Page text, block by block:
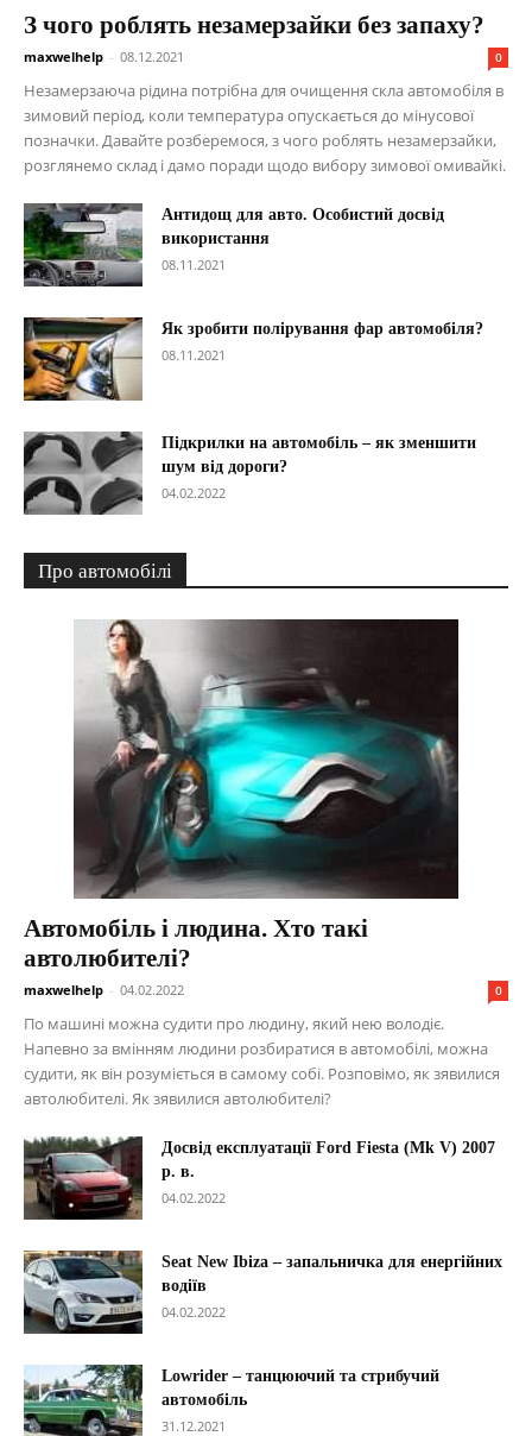
З чого роблять незамерзайки без запаху?
maxwelhelp - 08.12.2021 0
Незамерзаюча рідина потрібна для очищення скла автомобіля в
зимовий період, коли температура опускається до мінусової
позначки. Давайте розберемося, з чого роблять незамерзайки,
розглянемо склад і дамо поради щодо вибору зимової омивайкі.
Антидощ для авто. Особистий досвід
використання
08.11.2021
Як зробити полірування фар автомобіля?
08.11.2021
Підкрилки на автомобіль – як зменшити
шум від дороги?
04.02.2022
Про автомобілі
Автомобіль і людина. Хто такі
автолюбителі?
maxwelhelp - 04.02.2022 0
По машині можна судити про людину, який нею володіє.
Напевно за вмінням людини розбиратися в автомобілі, можна
судити, як він розуміється в самому собі. Розповімо, як зявилися
автолюбителі. Як зявилися автолюбителі?
Досвід експлуатації Ford Fiesta (Mk V) 2007
р. в.
04.02.2022
Seat New Ibiza – запальничка для енергійних
водіїв
04.02.2022
Lowrider – танцюючий та стрибучий
автомобіль
31.12.2021